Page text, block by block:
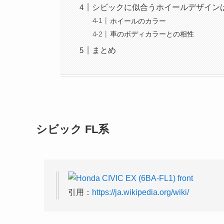
シビックに似合うホイールデザイン
ホイールのカラー
車のボディカラーとの相性
まとめ
シビック FL系
引用： https://ja.wikipedia.org/wiki/